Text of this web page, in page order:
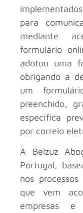
para
mediante
formulário
adotou uma
obrigando a
um
preenchido,
específica
por correio
A Belzuz
Portugal,
nos
que vem
empresas e